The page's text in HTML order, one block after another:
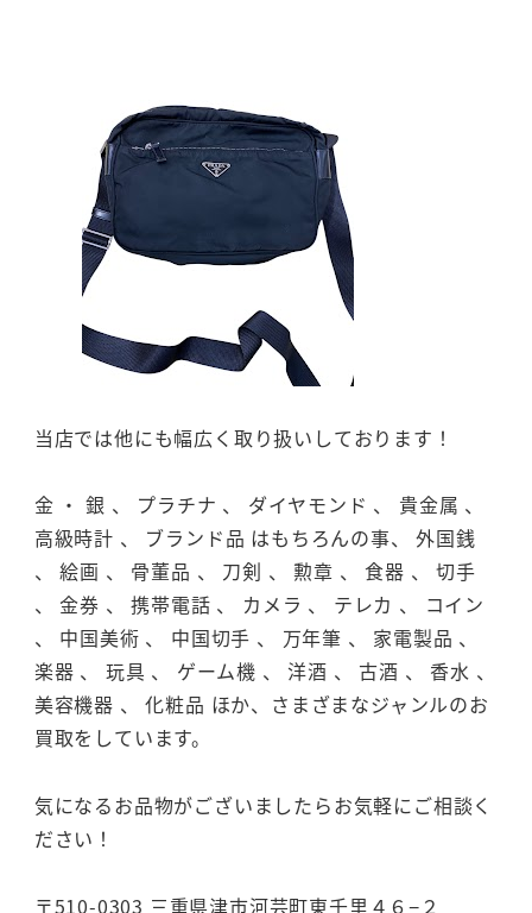
当店では他にも幅広く取り扱いしております！
金 ・ 銀 、 プラチナ 、 ダイヤモンド 、 貴金属 、
高級時計 、 ブランド品 はもちろんの事、 外国銭
、 絵画 、 骨董品 、 刀剣 、 勲章 、 食器 、 切手
、 金券 、 携帯電話 、 カメラ 、 テレカ 、 コイン
、 中国美術 、 中国切手 、 万年筆 、 家電製品 、
楽器 、 玩具 、 ゲーム機 、 洋酒 、 古酒 、 香水 、
美容機器 、 化粧品 ほか、さまざまなジャンルのお
買取をしています。
気になるお品物がございましたらお気軽にご相談く
ださい！
〒510-0303 三重県津市河芸町東千里４６−２